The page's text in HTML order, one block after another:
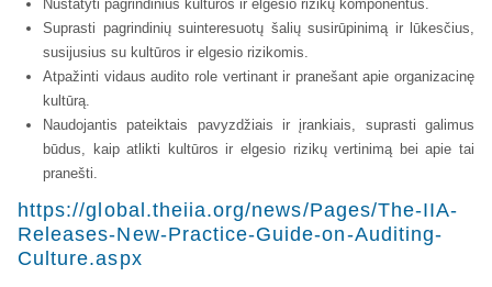
Nustatyti pagrindinius kultūros ir elgesio rizikų komponentus.
Suprasti pagrindinių suinteresuotų šalių susirūpinimą ir lūkesčius,
susijusius su kultūros ir elgesio rizikomis.
Atpažinti vidaus audito role vertinant ir pranešant apie organizacinę
kultūrą.
Naudojantis pateiktais pavyzdžiais ir įrankiais, suprasti galimus
būdus, kaip atlikti kultūros ir elgesio rizikų vertinimą bei apie tai
pranešti.
https://global.theiia.org/news/Pages/The-IIA-
Releases-New-Practice-Guide-on-Auditing-
Culture.aspx